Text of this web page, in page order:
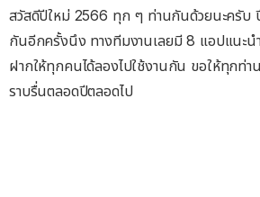
สวัสดีปีใหม่ 2566 ทุก ๆ ท่านกันด้วยนะครับ
กันอีกครั้งนึง ทางทีมงานเลยมี 8 แอปแนะน
ฝากให้ทุกคนได้ลองไปใช้งานกัน ขอให้ทุกท่า
ราบรื่นตลอดปีตลอดไป